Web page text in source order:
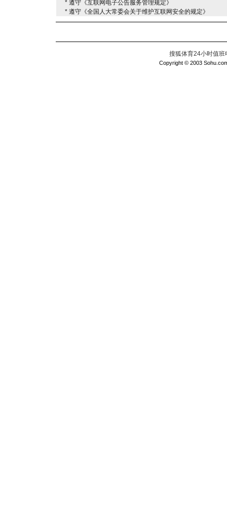
* 遵守《互联网电子公告服务管理规定》
* 遵守《全国人大常委会关于维护互联网安全的规定》
搜狐体育24小时值
Copyright © 2003